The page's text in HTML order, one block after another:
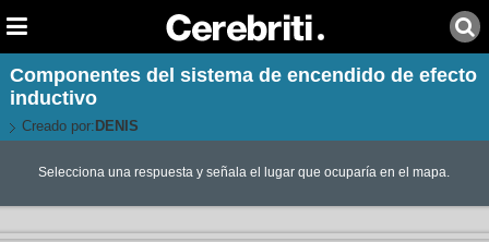
Componentes del sistema de encendido de efecto
inductivo
Creado por: DENIS
Selecciona una respuesta y señala el lugar que ocuparía en el mapa.